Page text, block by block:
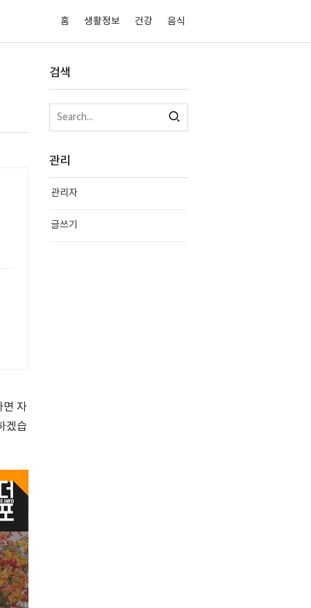
홈 생활정보 건강 음식
면 자
겠습
검색
관리
관리자
글쓰기